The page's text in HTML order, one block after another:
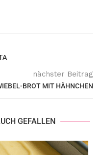
nächster Beitrag
BROT MIT HÄHNCHEN
GEFALLEN